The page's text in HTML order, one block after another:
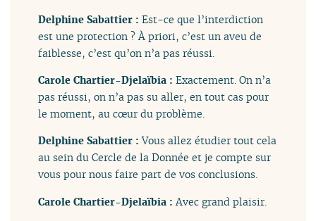
Delphine Sabattier :Est-ce que l’interdiction
est une protection ? À priori, c’est un aveu de
faiblesse, c’est qu’on n’a pas réussi.
Carole Chartier-Djelaïbia :Exactement. On n’a
pas réussi, on n’a pas su aller, en tout cas pour
le moment, au cœur du problème.
Delphine Sabattier :Vous allez étudier tout cela
au sein du Cercle de la Donnée et je compte sur
vous pour nous faire part de vos conclusions.
Carole Chartier-Djelaïbia :Avec grand plaisir.